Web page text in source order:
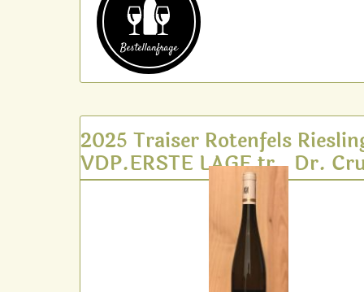
Bestell­anfrage
2025 Traiser Rotenfels
VDP.ERSTE LAGE tr., Dr.